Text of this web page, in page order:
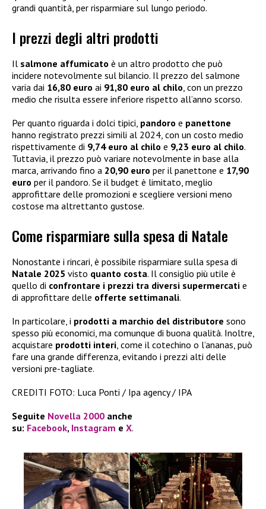
grandi quantità, per risparmiare sul lungo periodo.
I prezzi degli altri prodotti
Il salmone affumicato è un altro prodotto che può
incidere notevolmente sul bilancio. Il prezzo del salmone
varia dai 16,80 euro ai 91,80 euro al chilo , con un prezzo
medio che risulta essere inferiore rispetto all’anno scorso.
Per quanto riguarda i dolci tipici, pandoro e panettone
hanno registrato prezzi simili al 2024, con un costo medio
rispettivamente di 9,74 euro al chilo e 9,23 euro al chilo.
Tuttavia, il prezzo può variare notevolmente in base alla
marca, arrivando fino a 20,90 euro per il panettone e 17,90
euro per il pandoro. Se il budget è limitato, meglio
approfittare delle promozioni e scegliere versioni meno
costose ma altrettanto gustose.
Come risparmiare sulla spesa di Natale
Nonostante i rincari, è possibile risparmiare sulla spesa di
Natale 2025 visto quanto costa. Il consiglio più utile è
quello di confrontare i prezzi tra diversi supermercati e
di approfittare delle offerte settimanali.
In particolare, i prodotti a marchio del distributore sono
spesso più economici, ma comunque di buona qualità. Inoltre,
acquistare prodotti interi, come il cotechino o l’ananas, può
fare una grande differenza, evitando i prezzi alti delle
versioni pre-tagliate.
CREDITI FOTO: Luca Ponti / Ipa agency / IPA
Seguite Novella 2000 anche
su: Facebook, Instagram e X.